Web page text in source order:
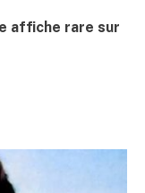
affiche rare sur